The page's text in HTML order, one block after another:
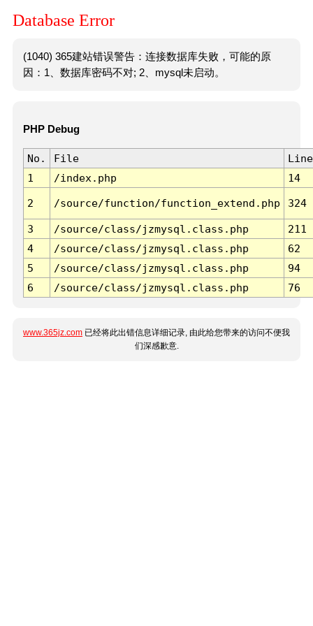
Database Error
(1040) 365建站错误警告：连接数据库失败，可能的原
因：1、数据库密码不对; 2、mysql未启动。
PHP Debug
No. File
Line
1
/index.php 14
2 /source/function/function_extend.php 324
3 /source/class/jzmysql.class.php
211
4
/source/class/jzmysql.class.php
62
5
/source/class/jzmysql.class.php
94
6
/source/class/jzmysql.class.php 76
www.365jz.com 已经将此出错信息详细记录, 由此给您带来的访问不便我
们深感歉意.